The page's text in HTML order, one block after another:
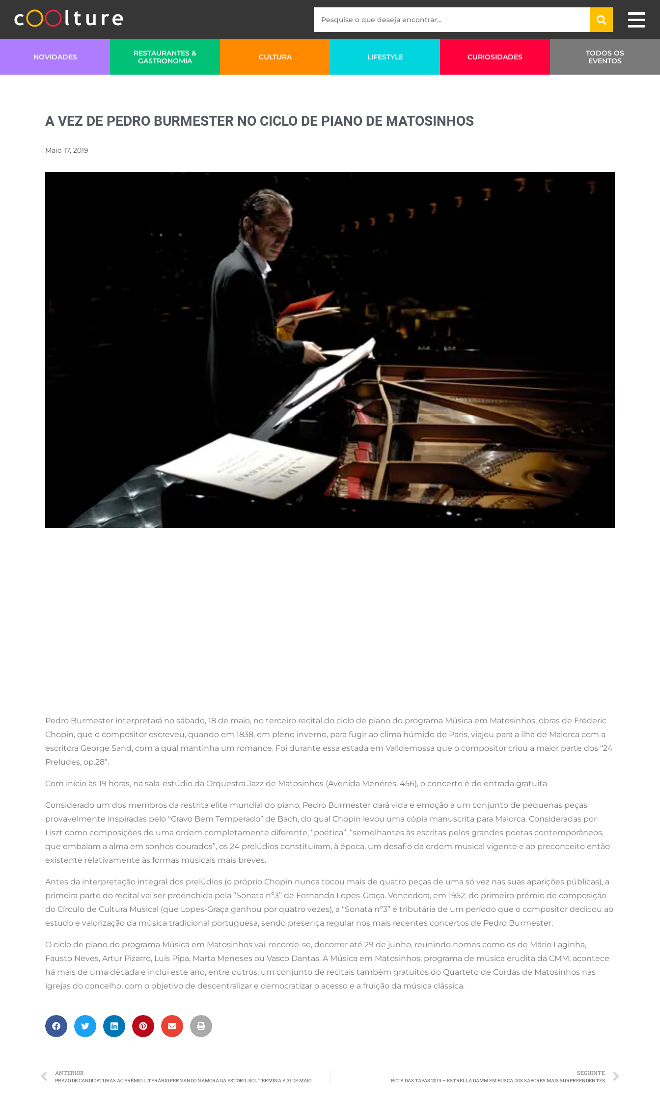
NOVIDADES
RESTAURANTES &
GASTRONOMIA
CULTURA LIFESTYLE CURIOSIDADES
TODOS OS
EVENTOS
A VEZ DE PEDRO BURMESTER NO CICLO DE PIANO DE MATOSINHOS
Maio 17, 2019
Pedro Burmester interpretará no sábado, 18 de maio, no terceiro recital do ciclo de piano do programa Música em Matosinhos, obras de Fréderic
Chopin, que o compositor escreveu, quando em 1838, em pleno inverno, para fugir ao clima húmido de Paris, viajou para a ilha de Maiorca com a
escritora George Sand, com a qual mantinha um romance. Foi durante essa estada em Valldemossa que o compositor criou a maior parte dos “24
Preludes, op.28”.
Com início às 19 horas, na sala-estúdio da Orquestra Jazz de Matosinhos (Avenida Menéres, 456), o concerto é de entrada gratuita.
Considerado um dos membros da restrita elite mundial do piano, Pedro Burmester dará vida e emoção a um conjunto de pequenas peças
provavelmente inspiradas pelo “Cravo Bem Temperado” de Bach, do qual Chopin levou uma cópia manuscrita para Maiorca. Consideradas por
Liszt como composições de uma ordem completamente diferente, “poética”, “semelhantes às escritas pelos grandes poetas contemporâneos,
que embalam a alma em sonhos dourados”, os 24 prelúdios constituíram, à época, um desafio da ordem musical vigente e ao preconceito então
existente relativamente às formas musicais mais breves.
Antes da interpretação integral dos prelúdios (o próprio Chopin nunca tocou mais de quatro peças de uma só vez nas suas aparições públicas), a
primeira parte do recital vai ser preenchida pela “Sonata nº3” de Fernando Lopes-Graça. Vencedora, em 1952, do primeiro prémio de composição
do Círculo de Cultura Musical (que Lopes-Graça ganhou por quatro vezes), a “Sonata nº3” é tributária de um período que o compositor dedicou ao
estudo e valorização da música tradicional portuguesa, sendo presença regular nos mais recentes concertos de Pedro Burmester.
O ciclo de piano do programa Música em Matosinhos vai, recorde-se, decorrer até 29 de junho, reunindo nomes como os de Mário Laginha,
Fausto Neves, Artur Pizarro, Luís Pipa, Marta Meneses ou Vasco Dantas. A Música em Matosinhos, programa de música erudita da CMM, acontece
há mais de uma década e inclui este ano, entre outros, um conjunto de recitais também gratuitos do Quarteto de Cordas de Matosinhos nas
igrejas do concelho, com o objetivo de descentralizar e democratizar o acesso e a fruição da música clássica.
ANTERIOR
PRAZO DE CANDIDATURAS AO PRÉMIO LITERÁRIO FERNANDO NAMORA DA ESTORIL SOL TERMINA A 31 DE MAIO
SEGUINTE
ROTA DAS TAPAS 2019 – ESTRELLA DAMM EM BUSCA DOS SABORES MAIS SURPREENDENTES